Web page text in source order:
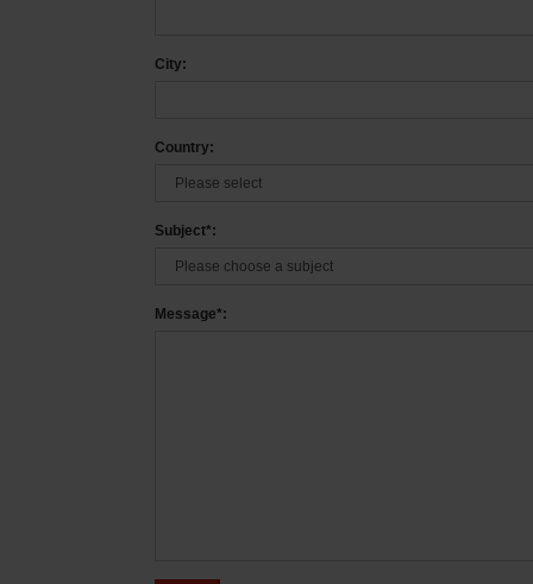
City:
Country:
Subject*:
Message*: